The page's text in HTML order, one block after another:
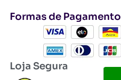
Formas de Pagamento
Loja Segura